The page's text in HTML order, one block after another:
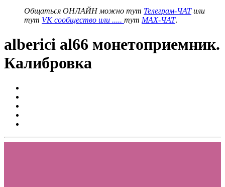
Общаться ОНЛАЙН можно тут Телеграм-ЧАТили
тут VK сообщество или ..... тут MAX-ЧАТ.
alberici al66 монетоприемник.
Калибровка